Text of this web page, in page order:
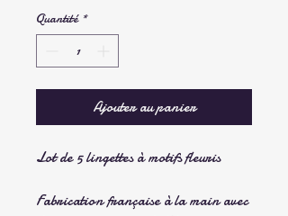
Quantité *
Ajouter au panier
Lot de 5 lingettes à motifs fleuris
Fabrication française à la main avec